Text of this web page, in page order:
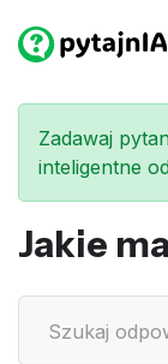
Zadawaj
inteligentne
Jakie